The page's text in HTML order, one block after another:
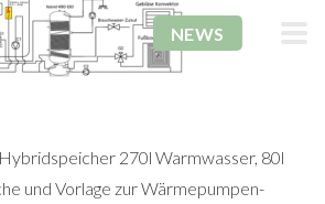
NEWS
270l Warmwasser, 80l
und Vorlage zur Wärmepumpen-